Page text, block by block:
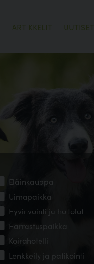
ARTIKKELIT UUTISET
Eläinkauppa
Uimapaikka
Hyvinvointi ja hoitolat
Harrastuspaikka
Koirahotelli
Lenkkeily ja patikointi